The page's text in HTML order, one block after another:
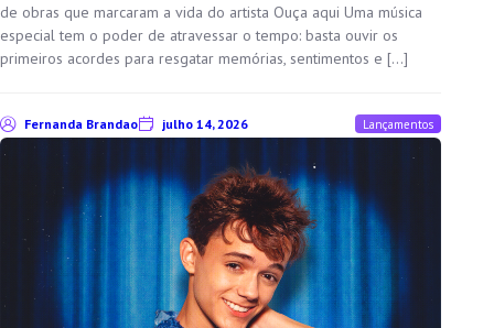
de obras que marcaram a vida do artista Ouça aqui Uma música
especial tem o poder de atravessar o tempo: basta ouvir os
primeiros acordes para resgatar memórias, sentimentos e […]
Fernanda Brandao julho 14, 2026 Lançamentos